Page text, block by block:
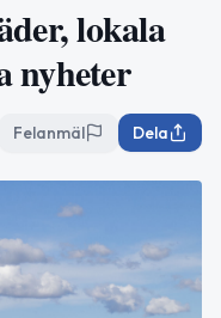
lokala
nyheter
Felanmäl Dela